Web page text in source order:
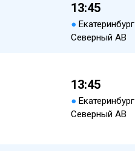
13:45
● Екатеринбург
Северный АВ
13:45
● Екатеринбург
Северный АВ